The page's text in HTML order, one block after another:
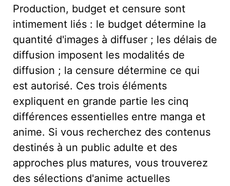
Production, budget et censure sont
intimement liés : le budget détermine la
quantité d'images à diffuser ; les délais de
diffusion imposent les modalités de
diffusion ; la censure détermine ce qui
est autorisé. Ces trois éléments
expliquent en grande partie les cinq
différences essentielles entre manga et
anime. Si vous recherchez des contenus
destinés à un public adulte et des
approches plus matures, vous trouverez
des sélections d'anime actuelles